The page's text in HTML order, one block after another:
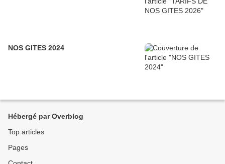
NOS GITES 2024
Hébergé par Overblog
Top articles
Pages